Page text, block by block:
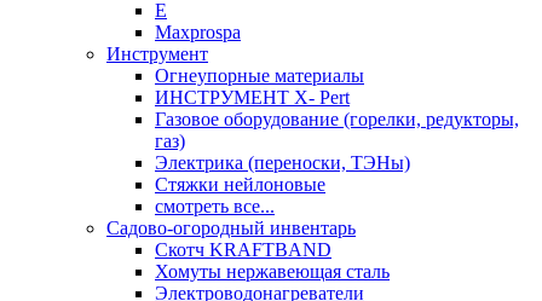
Е
Maxprospa
Инструмент
Огнеупорные материалы
ИНСТРУМЕНТ X- Pert
Газовое оборудование (горелки, редукторы,
газ)
Электрика (переноски, ТЭНы)
Стяжки нейлоновые
смотреть все...
Садово-огородный инвентарь
Скотч KRAFTBAND
Хомуты нержавеющая сталь
Электроводонагреватели